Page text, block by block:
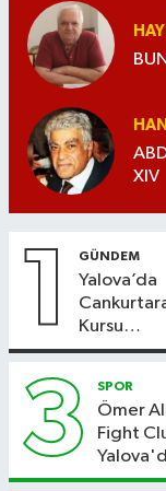
XIV
1 GÜNDEM
Yalova’da
Kursu
Kayıtları
3 SPOR
Ömer
Fight
Yeni